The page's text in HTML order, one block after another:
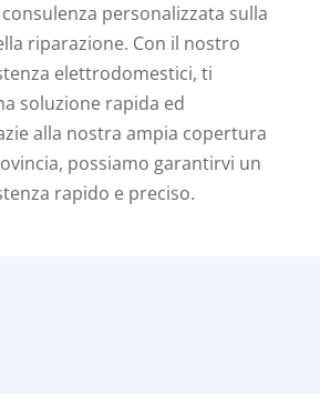
personalizzata sulla
riparazione. Con il nostro
elettrodomestici, ti
soluzione rapida ed
alla nostra ampia copertura
possiamo garantirvi un
rapido e preciso.